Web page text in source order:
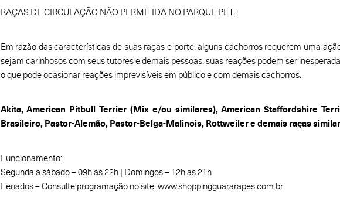
RAÇAS DE CIRCULAÇÃO NÃO PERMITIDA NO PARQUE PET:
Em razão das características de suas raças e porte, alguns cachorros requerem uma
sejam carinhosos com seus tutores e demais pessoas, suas reações podem ser
o que pode ocasionar reações imprevisíveis em público e com demais cachorros.
Akita, American Pitbull Terrier (Mix e/ou similares), American Staffordshire
Brasileiro, Pastor-Alemão, Pastor-Belga-Malinois, Rottweiler e demais raças
Funcionamento:
Segunda a sábado – 09h às 22h | Domingos – 12h às 21h
Feriados – Consulte programação no site: www.shoppingguararapes.com.br